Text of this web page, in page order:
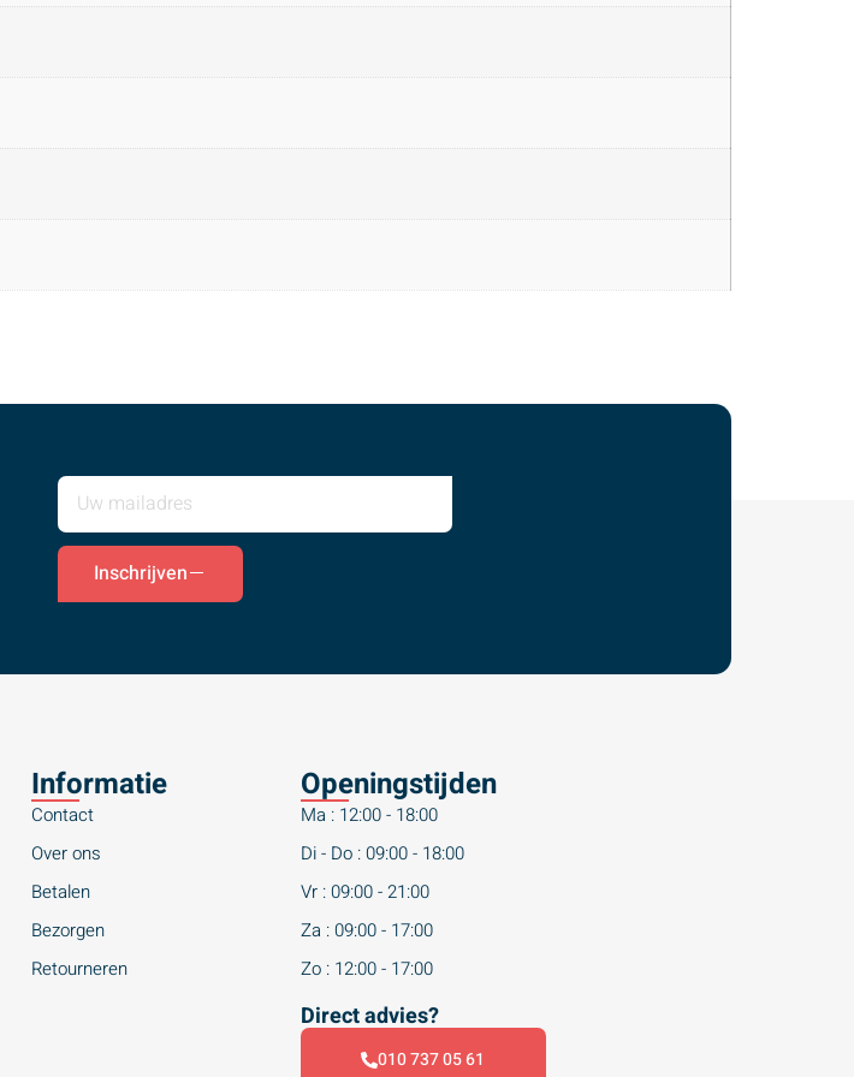
Inschrijven
Informatie
Contact
Over ons
Betalen
Bezorgen
Retourneren
Openingstijden
Ma : 12:00 - 18:00
Di - Do : 09:00 - 18:00
Vr : 09:00 - 21:00
Za : 09:00 - 17:00
Zo : 12:00 - 17:00
Direct advies?
010 737 05 61